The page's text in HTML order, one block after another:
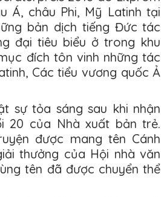
Á, châu Phi, Mỹ Latinh tại
bản dịch tiếng Đức tác
đại tiêu biểu ở trong khu
đích tôn vinh những tác
Các tiểu vương quốc Ả
sự tỏa sáng sau khi nhận
20 của Nhà xuất bản trẻ.
được mang tên Cánh
thưởng của Hội nhà văn
tên đã được chuyển thể